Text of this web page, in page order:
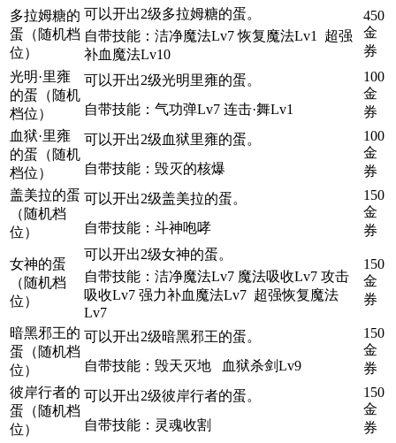
多拉姆糖的
蛋（随机档
位）
可以开出2级多拉姆糖的蛋。
450
金
券
自带技能：洁净魔法Lv7 恢复魔法Lv1 超强
补血魔法Lv10
光明·里雍
的蛋（随机
档位）
可以开出2级光明里雍的蛋。
100
金
券
自带技能：气功弹Lv7 连击·舞Lv1
血狱·里雍
的蛋（随机
档位）
可以开出2级血狱里雍的蛋。
100
金
券
自带技能：毁灭的核爆
盖美拉的蛋
（随机档
位）
可以开出2级盖美拉的蛋。
150
金
券
自带技能：斗神咆哮
女神的蛋
（随机档
位）
可以开出2级女神的蛋。
150
金
券
自带技能：洁净魔法Lv7 魔法吸收Lv7 攻击
吸收Lv7 强力补血魔法Lv7 超强恢复魔法
Lv7
暗黑邪王的
蛋（随机档
位）
可以开出2级暗黑邪王的蛋。
150
金
券
自带技能：毁天灭地 血狱杀剑Lv9
彼岸行者的
蛋（随机档
位）
可以开出2级彼岸行者的蛋。
150
金
券
自带技能：灵魂收割